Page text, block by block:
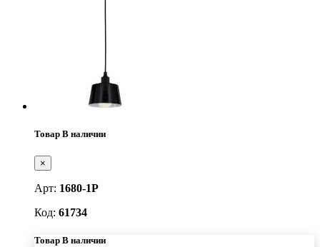
Товар В наличии
×
Арт: 1680-1P
Код: 61734
Товар В наличии